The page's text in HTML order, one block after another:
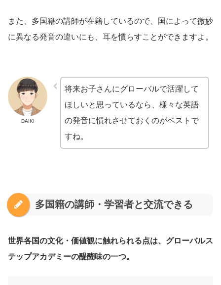
また、多国籍の講師が在籍しているので、国によって微妙
に異なる発音の違いにも、耳を慣らすことができますよ。
DAIKI
将来お子さんにグローバルで活躍して
ほしいと思っているなら、様々な英語
の発音に慣れさせておくのがベストで
すね。
多国籍の講師・学習者と交流できる
世界各国の文化・価値観に触れられる点は、グローバルス
テップアカデミーの醍醐味の一つ。